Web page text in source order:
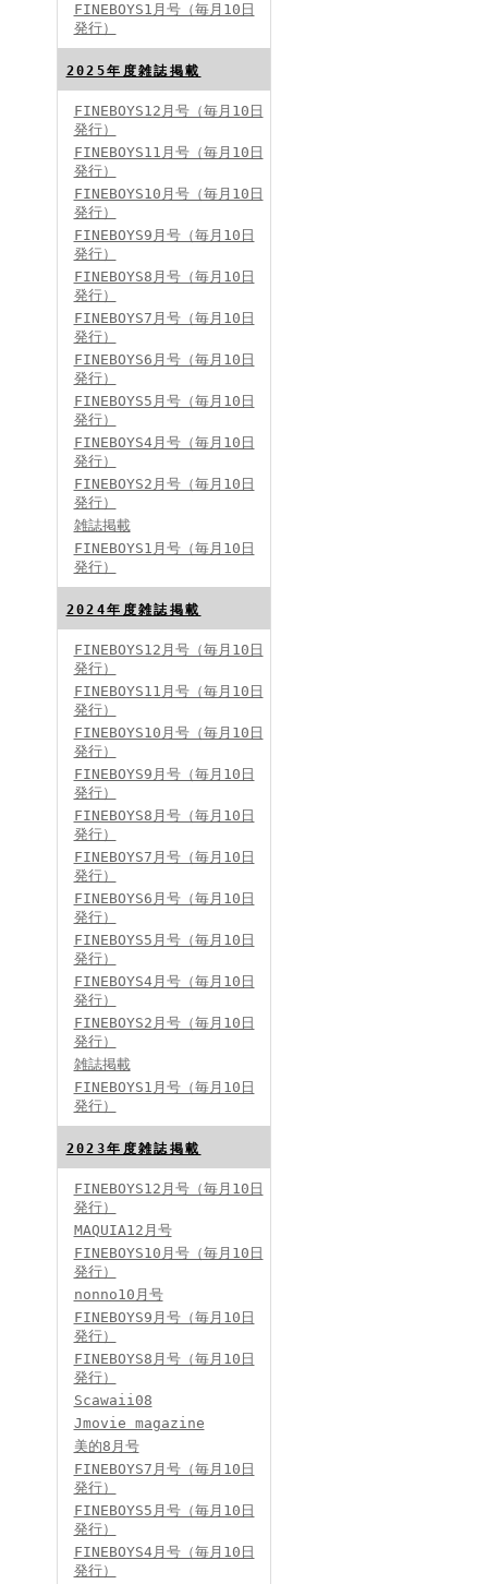
FINEBOYS2024年8月号
FINEBOYS2024年7月号
FINEBOYS2024年6月号
FINEBOYS2024年5月号
FINEBOYS2024年4月号
FINEBOYS2024年2月号
2024分バックナンバー
2023分バックナンバー
2022年分バックナンバー
2019年分バックナンバー
2018年分バックナンバー
2017年分バックナンバー
2016年分バックナンバー
2014年分バックナンバー
FINEBOYS1月号（毎月10日
発行）
2025年度雑誌掲載
FINEBOYS12月号（毎月10日
発行）
FINEBOYS11月号（毎月10日
発行）
FINEBOYS10月号（毎月10日
発行）
FINEBOYS9月号（毎月10日
発行）
FINEBOYS8月号（毎月10日
発行）
FINEBOYS7月号（毎月10日
発行）
FINEBOYS6月号（毎月10日
発行）
FINEBOYS5月号（毎月10日
発行）
FINEBOYS4月号（毎月10日
発行）
FINEBOYS2月号（毎月10日
発行）
雑誌掲載
FINEBOYS1月号（毎月10日
発行）
2024年度雑誌掲載
FINEBOYS12月号（毎月10日
発行）
FINEBOYS11月号（毎月10日
発行）
FINEBOYS10月号（毎月10日
発行）
FINEBOYS9月号（毎月10日
発行）
FINEBOYS8月号（毎月10日
発行）
FINEBOYS7月号（毎月10日
発行）
FINEBOYS6月号（毎月10日
発行）
FINEBOYS5月号（毎月10日
発行）
FINEBOYS4月号（毎月10日
発行）
FINEBOYS2月号（毎月10日
発行）
雑誌掲載
FINEBOYS1月号（毎月10日
発行）
2023年度雑誌掲載
FINEBOYS12月号（毎月10日
発行）
MAQUIA12月号
FINEBOYS10月号（毎月10日
発行）
nonno10月号
FINEBOYS9月号（毎月10日
発行）
FINEBOYS8月号（毎月10日
発行）
Scawaii08
Jmovie magazine
美的8月号
FINEBOYS7月号（毎月10日
発行）
FINEBOYS5月号（毎月10日
発行）
FINEBOYS4月号（毎月10日
発行）